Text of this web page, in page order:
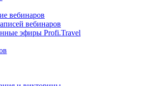
вебинаров
вебинаров
эфиры Profi.Travel